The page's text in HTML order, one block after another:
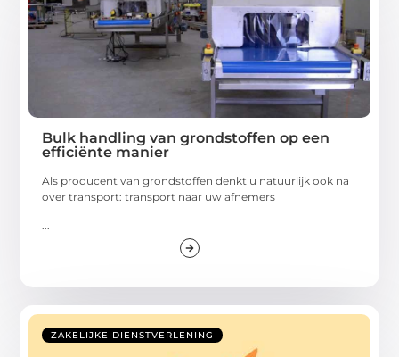
Bulk handling van grondstoffen op een
efficiënte manier
Als producent van grondstoffen denkt u natuurlijk ook na
over transport: transport naar uw afnemers
...
ZAKELIJKE DIENSTVERLENING